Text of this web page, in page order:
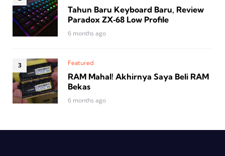
Tahun Baru Keyboard Baru, Review
Paradox ZX‑68 Low Profile
6 months ago
Featured
RAM Mahal! Akhirnya Saya Beli RAM
Bekas
6 months ago